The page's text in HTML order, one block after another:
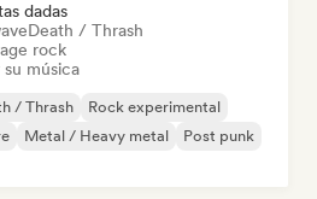
dadas
Death / Thrash
rock
su música
/ Thrash
Rock experimental
Metal / Heavy metal
Post punk